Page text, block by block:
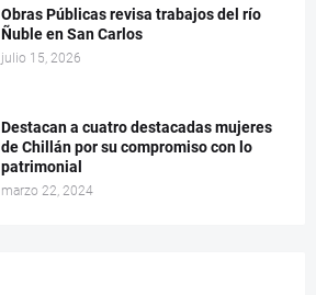
Obras Públicas revisa trabajos del río
Ñuble en San Carlos
julio 15, 2026
Destacan a cuatro destacadas mujeres
de Chillán por su compromiso con lo
patrimonial
marzo 22, 2024